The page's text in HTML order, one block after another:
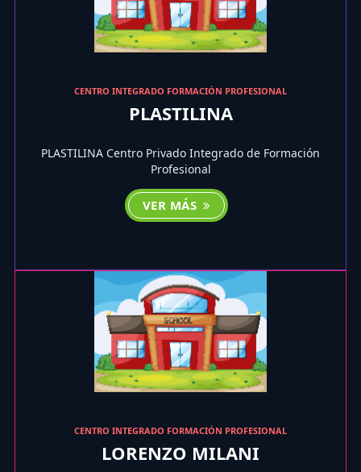
CENTRO INTEGRADO FORMACIÓN PROFESIONAL
PLASTILINA
PLASTILINA Centro Privado Integrado de Formación
Profesional
VER MÁS
CENTRO INTEGRADO FORMACIÓN PROFESIONAL
LORENZO MILANI